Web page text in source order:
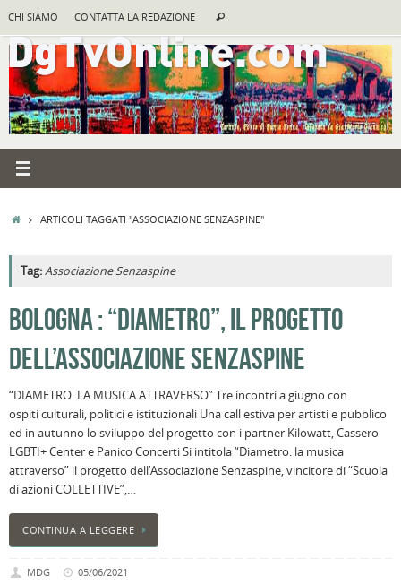
contenuto
CHI SIAMO CONTATTA LA REDAZIONE Cerca
HOMEARTICOLI TAGGATI "ASSOCIAZIONE SENZASPINE"
Tag:Associazione Senzaspine
BOLOGNA : “DIAMETRO”, IL PROGETTO
DELL’ASSOCIAZIONE SENZASPINE
“DIAMETRO. LA MUSICA ATTRAVERSO” Tre incontri a giugno con
ospiti culturali, politici e istituzionali Una call estiva per artisti e pubblico
ed in autunno lo sviluppo del progetto con i partner Kilowatt, Cassero
LGBTI+ Center e Panico Concerti Si intitola “Diametro. la musica
attraverso” il progetto dell’Associazione Senzaspine, vincitore di “Scuola
di azioni COLLETTIVE”,…
CONTINUA A LEGGERE
MDG
05/06/2021